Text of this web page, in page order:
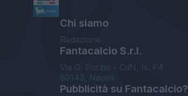
Chi siamo
Redazione
Fantacalcio S.r.l.
Via G. Porzio - CdN, Is. F4
80143, Napoli
Pubblicità su Fantacalcio?